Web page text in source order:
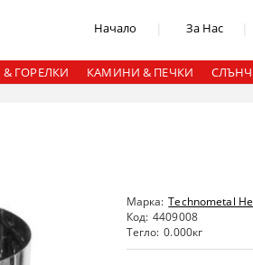
Начало За Нас
ГОРЕЛКИ КАМИНИ & ПЕЧКИ
Марка: Technometal
Код: 4409008
Тегло: 0.000кг